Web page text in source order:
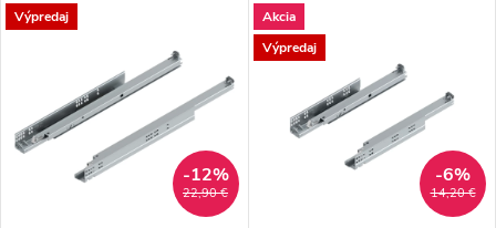
Výpredaj
22,90 €
-12%
Akcia
Výpredaj
14,20 €
-6%